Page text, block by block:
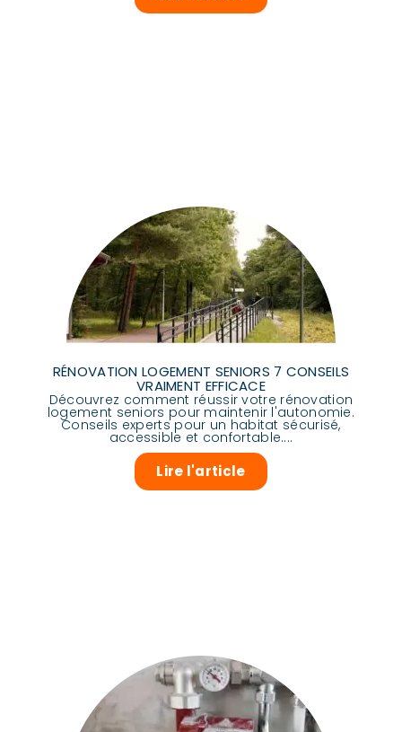
RÉNOVATION LOGEMENT SENIORS 7 CONSEILS
VRAIMENT EFFICACE
Découvrez comment réussir votre rénovation
logement seniors pour maintenir l'autonomie.
Conseils experts pour un habitat sécurisé,
accessible et confortable....
Lire l'article